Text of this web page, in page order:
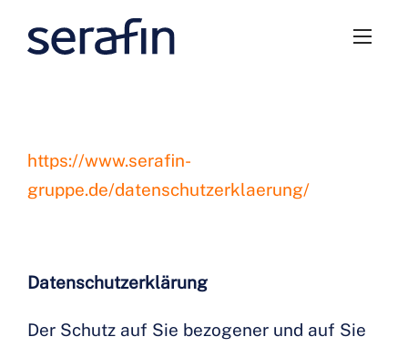
https://www.serafin-
gruppe.de/datenschutzerklaerung/
Datenschutzerklärung
Der Schutz auf Sie bezogener und auf Sie